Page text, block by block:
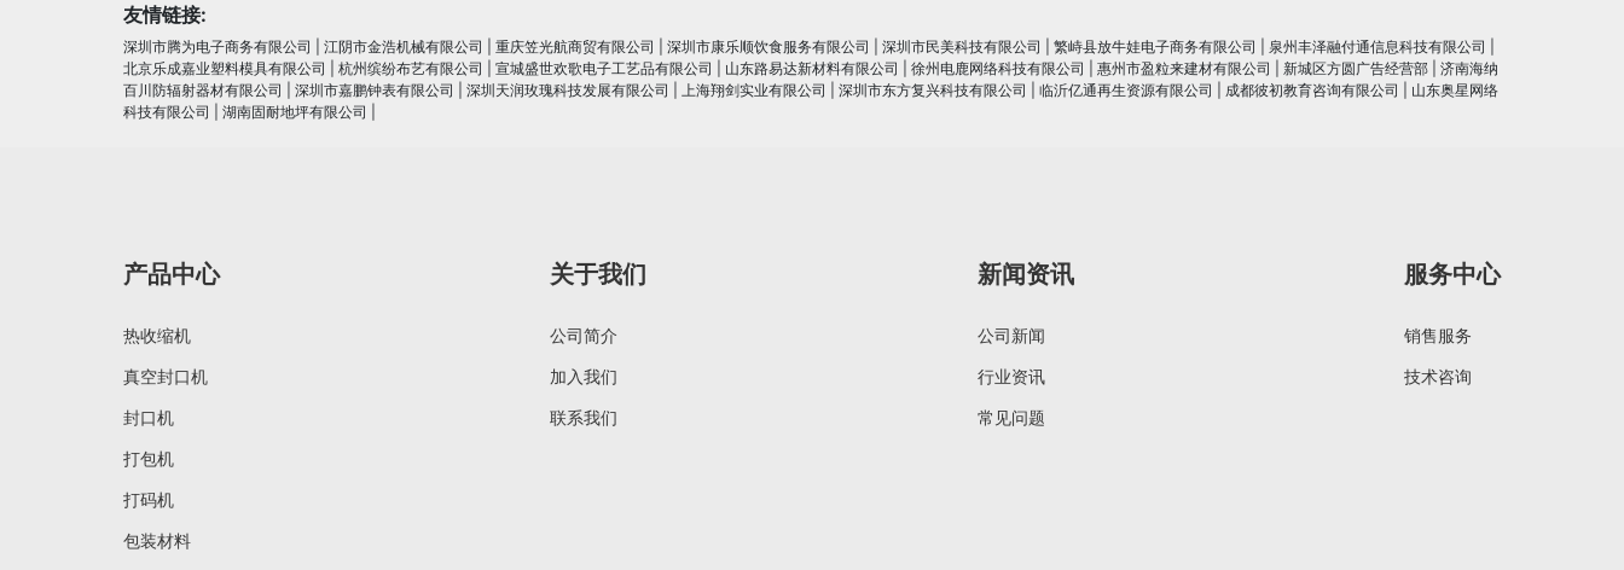
友情链接:
深圳市腾为电子商务有限公司 江阴市金浩机械有限公司 重庆笠光航商贸有限公司 深圳市康乐顺饮食服务有限公司 深圳市民美科技有限公司 繁峙县放牛娃电子商务有限公司 泉州丰泽融付通信息科技有限公司
北京乐成嘉业塑料模具有限公司
杭州缤纷布艺有限公司 宣城盛世欢歌电子工艺品有限公司 山东路易达新材料有限公司 徐州电鹿网络科技有限公司 惠州市盈粒来建材有限公司 新城区方圆广告经营部
济南海纳
百川防辐射器材有限公司
深圳市嘉鹏钟表有限公司 深圳天润玫瑰科技发展有限公司 上海翔剑实业有限公司 深圳市东方复兴科技有限公司 临沂亿通再生资源有限公司 成都彼初教育咨询有限公司
山东奥星网络
科技有限公司
湖南固耐地坪有限公司
产品中心
热收缩机
真空封口机
封口机
打包机
打码机
包装材料
关于我们
公司简介
加入我们
联系我们
新闻资讯
公司新闻
行业资讯
常见问题
服务中心
销售服务
技术咨询